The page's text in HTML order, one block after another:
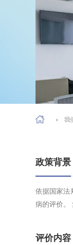
我
政策背景
依据国家法
病的评价。
评价内容